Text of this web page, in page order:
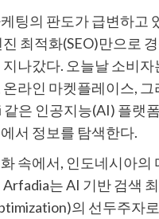
팅의 판도가 급변하고
최적화(SEO)만으로
지나갔다. 오늘날 소비자
온라인 마켓플레이스,
같은 인공지능(AI) 플랫
서 정보를 탐색한다.
속에서, 인도네시아의
Arfadia는 AI 기반 검색
의 선두주자